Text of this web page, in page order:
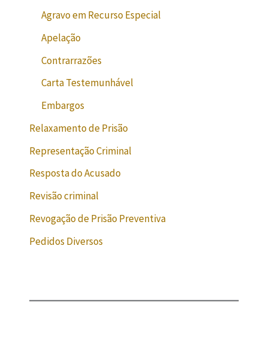
Agravo em Recurso Especial
Apelação
Contrarrazões
Carta Testemunhável
Embargos
Relaxamento de Prisão
Representação Criminal
Resposta do Acusado
Revisão criminal
Revogação de Prisão Preventiva
Pedidos Diversos